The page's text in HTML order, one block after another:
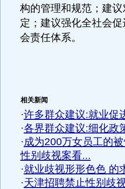
构的管理和规范；建
定；建议强化全社会
会责任体系。
相关新闻
·许多群众建议:就业促
·各界群众建议:细化政
·成为200万女员工的
性别歧视案看...
·就业歧视形形色色 的
·天津招聘禁止性别歧